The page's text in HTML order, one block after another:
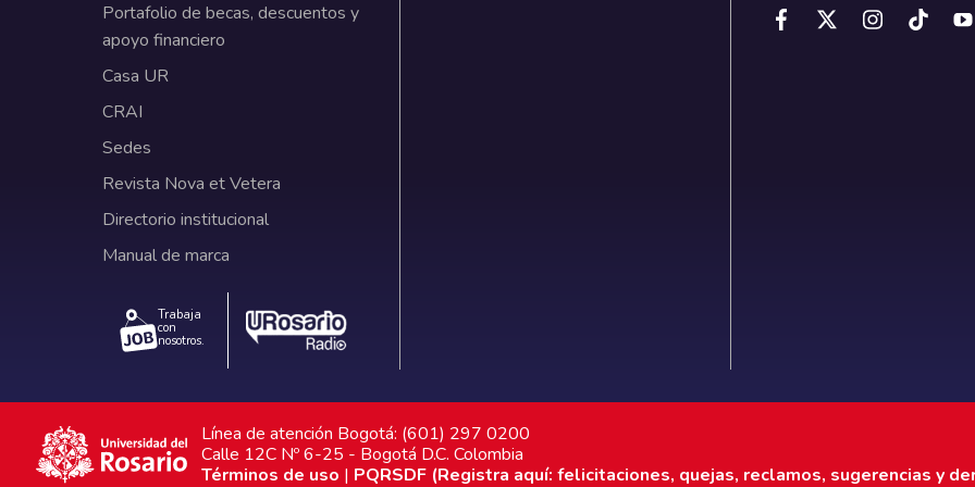
Portafolio de becas, descuentos y
apoyo financiero
Casa UR
CRAI
Sedes
Revista Nova et Vetera
Directorio institucional
Manual de marca
Trabaja
con
nosotros.
Línea de atención Bogotá: (601) 297 0200
Calle 12C Nº 6-25 - Bogotá D.C. Colombia
Términos de uso | PQRSDF (Registra aquí: felicitaciones, quejas, reclamos, sugerencias y